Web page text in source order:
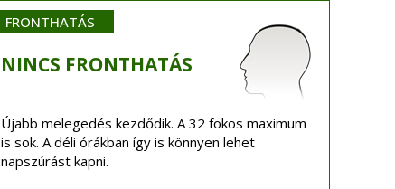
FRONTHATÁS
NINCS FRONTHATÁS
Újabb melegedés kezdődik. A 32 fokos maximum
is sok. A déli órákban így is könnyen lehet
napszúrást kapni.